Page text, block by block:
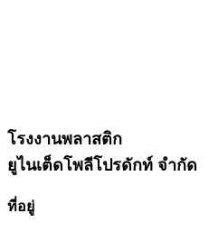
โรงงานพลาสติก
ยูไนเต็ดโพลีโปรดักท์ จำกัด
ที่อยู่